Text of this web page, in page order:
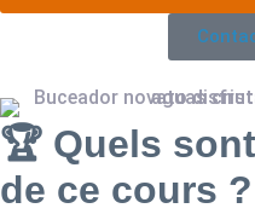
🏆 Quels
de ce cours ?